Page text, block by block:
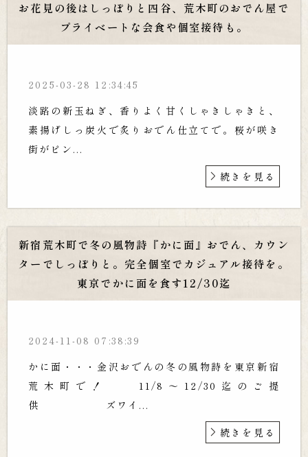
お花見の後はしっぽりと四谷、荒木町のおでん屋で
プライベートな会食や個室接待も。
2025-03-28 12:34:45
淡路の新玉ねぎ、香りよく甘くしゃきしゃきと、
素揚げしっ炭火で炙りおでん仕立てで。桜が咲き
街がピン...
続きを見る
新宿荒木町で冬の風物詩『かに面』おでん、カウン
ターでしっぽりと。完全個室でカジュアル接待を。
東京でかに面を食す12/30迄
2024-11-08 07:38:39
かに面・・・金沢おでんの冬の風物詩を東京新宿
荒木町で！ 11/8～12/30迄のご提
供 ズワイ...
続きを見る